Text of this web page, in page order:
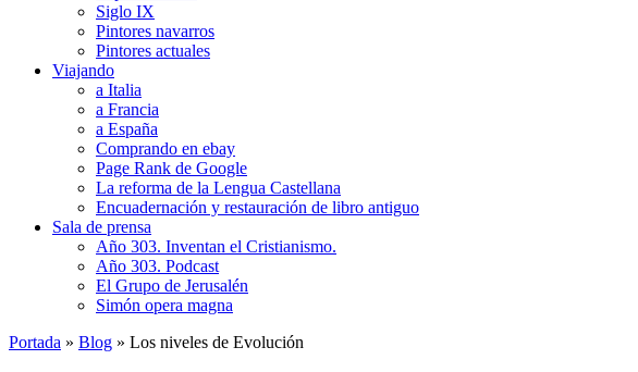
Siglo IX
Pintores navarros
Pintores actuales
Viajando
a Italia
a Francia
a España
Comprando en ebay
Page Rank de Google
La reforma de la Lengua Castellana
Encuadernación y restauración de libro antiguo
Sala de prensa
Año 303. Inventan el Cristianismo.
Año 303. Podcast
El Grupo de Jerusalén
Simón opera magna
Portada » Blog » Los niveles de Evolución